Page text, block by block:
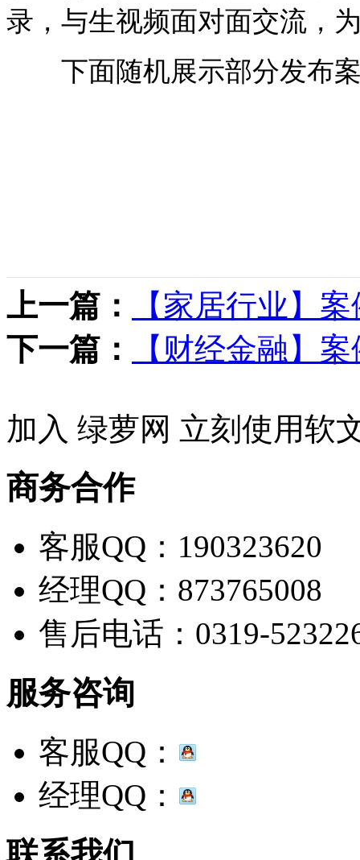
录，与生视频面对面交流，
下面随机展示部分发布
上一篇：
【家居行业】
下一篇：
【财经金融】
加入 绿萝网 立刻使用软
商务合作
客服QQ：190323620
经理QQ：873765008
售后电话：0319-
服务咨询
客服QQ：
经理QQ：